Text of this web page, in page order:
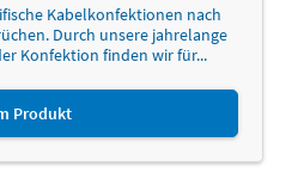
Kabelkonfektionen nach
Durch unsere jahrelange
Konfektion finden wir für...
Produkt